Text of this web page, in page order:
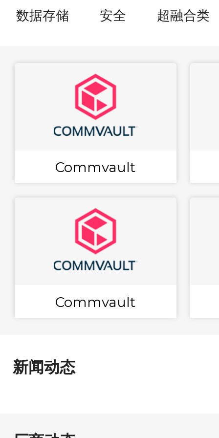
数据存储 安全 超融合类
Commvault
Commvault
新闻动态